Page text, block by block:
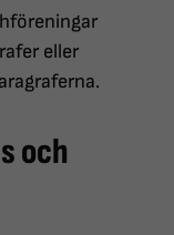
eller
och